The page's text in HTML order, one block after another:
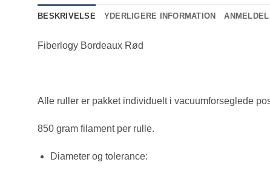
BESKRIVELSE YDERLIGERE INFORMATION
Fiberlogy Bordeaux Rød
Alle ruller er pakket individuelt i vacuumforseglede
850 gram filament per rulle.
Diameter og tolerance: